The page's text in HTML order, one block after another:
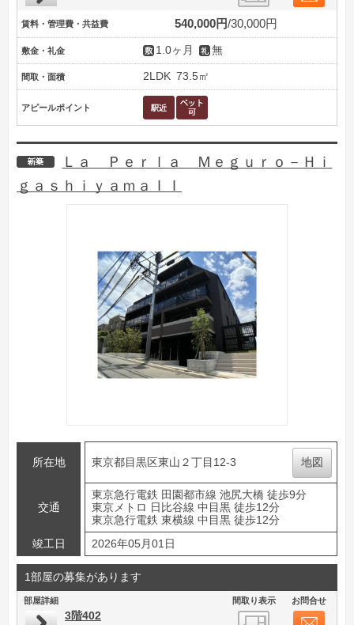
賃料・管理費・共益費 540,000円 30,000円
敷金・礼金 1.0ヶ月 無
間取・面積 2LDK 73.5㎡
アピールポイント
新築
Ｌａ Ｐｅｒｌａ Ｍｅｇｕｒｏ－Ｈｉ
ｇａｓｈｉｙａｍａＩＩ
所在地 東京都目黒区東山２丁目12-3 地図
交通
東京急行電鉄 田園都市線 池尻大橋 徒歩9分
東京メトロ 日比谷線 中目黒 徒歩12分
東京急行電鉄 東横線 中目黒 徒歩12分
竣工日
2026年05月01日
1部屋の募集があります
部屋詳細 間取り表示 お問合せ
3階402